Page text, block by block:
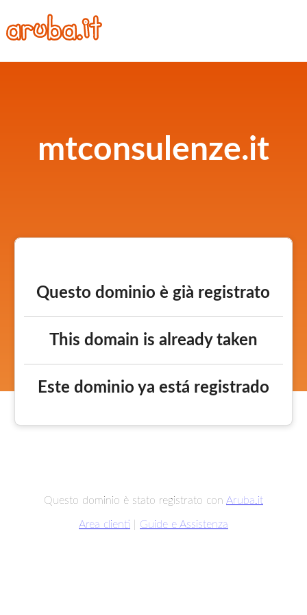
mtconsulenze.it
Questo dominio è già registrato
This domain is already taken
Este dominio ya está registrado
Questo dominio è stato registrato con Aruba.it
Area clienti Guide e Assistenza